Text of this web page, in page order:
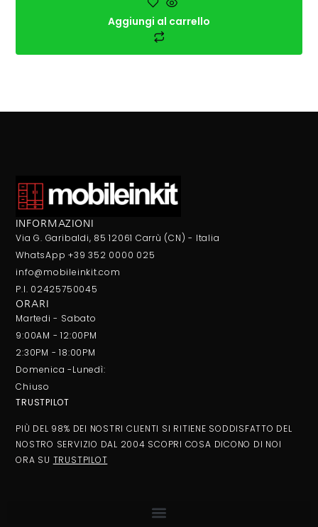
Aggiungi al carrello
INFORMAZIONI
Via G. Garibaldi, 85 12061 Carrù (CN) - Italia
WhatsApp +39 352 0000 025
info@mobileinkit.com
P.I. 02425750045
ORARI
Martedi - Sabato
9:00AM - 12:00PM
2:30PM - 18:00PM
Domenica -Lunedì:
Chiuso
TRUSTPILOT
PIÙ DEL 98% DEI NOSTRI CLIENTI SI RITIENE SODDISFATTO DEL
NOSTRO SERVIZIO DAL 2004 SCOPRI COSA DICONO DI NOI
ORA SU TRUSTPILOT